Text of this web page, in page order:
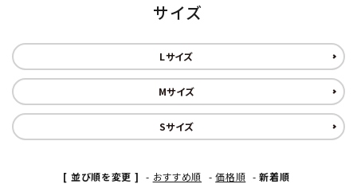
サイズ
Lサイズ
Mサイズ
Sサイズ
[ 並び順を変更 ] - おすすめ順 -価格順 -新着順